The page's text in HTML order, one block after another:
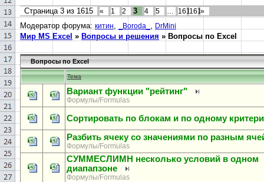
Страница 3 из 1615 « 1 2 3 4 5 … 16141615
»
Модератор форума: китин, _Boroda_ , DrMini
Мир MS Excel » Вопросы и решения » Вопросы по Excel
Вопросы по Excel
Тема
Вариант функции "рейтинг"
Формулы/Formulas
Сортировать по блокам и по одному
Разбить ячеку со значениями по разным
Формулы/Formulas
СУММЕСЛИМН несколько условий в одном
диапапзоне
Формулы/Formulas